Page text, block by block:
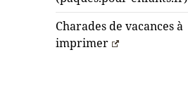
Charades de vacances à
imprimer